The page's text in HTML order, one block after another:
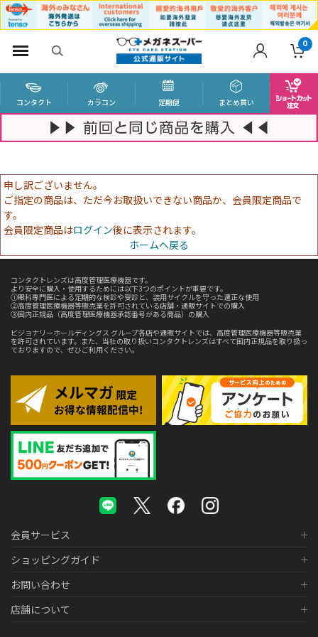
0
コンタクト カラコン 定期便 まとめ買い
申し訳ございません。
ご指定の商品は、ただ今お取扱いできない商品か、会員限定商品で
す。
会員限定商品はログイン後に表示されます。
ホームへ戻る
コンタクトレンズは高度管理医療機器です。
より安全に購入・使用するためには以下3つのポイントが重要です。
①眼科専門医による定期的な検診や受診と、装用サイクルを守った適正な使用
②高度管理医療機器等販売業を許可されている店舗・通販サイトでの購入
③国内正規品（高度管理医療機器承認番号がある商品）の購入
ビジョナリーホールディングス グループ各店や通販サイトでは、高度管理医療機器等販売業
を許可されています。また、当社の取り扱いコンタクトレンズはすべて国内正規品を取り扱っ
ておりますので、ぜひご利用ください。
会員サービス
ショッピングガイド
お問い合わせ
店舗について